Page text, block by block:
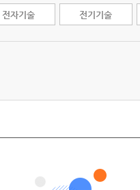
전자기술 전기기술